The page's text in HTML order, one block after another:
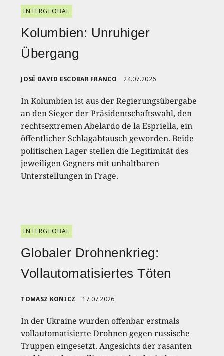
INTERGLOBAL
Kolumbien: Unruhiger
Übergang
JOSÉ DAVID ESCOBAR FRANCO 24.07.2026
In Kolumbien ist aus der Regierungsübergabe
an den Sieger der Präsidentschaftswahl, den
rechtsextremen Abelardo de la Espriella, ein
öffentlicher Schlagabtausch geworden. Beide
politischen Lager stellen die Legitimität des
jeweiligen Gegners mit unhaltbaren
Unterstellungen in Frage.
INTERGLOBAL
Globaler Drohnenkrieg:
Vollautomatisiertes Töten
TOMASZ KONICZ 17.07.2026
In der Ukraine wurden offenbar erstmals
vollautomatisierte Drohnen gegen russische
Truppen eingesetzt. Angesichts der rasanten